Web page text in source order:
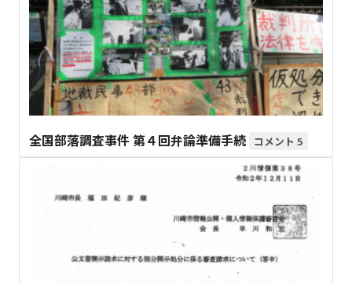
全国部落調査事件 第４回弁論準備手続 5